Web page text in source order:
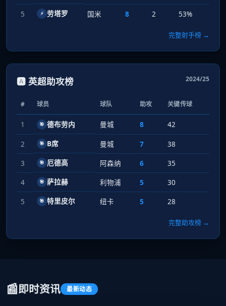
5
⚡ 劳塔罗 国米 8 2 53%
完整射手榜 →
🅰️ 英超助攻榜 2024/25
# 球员 球队 助攻 关键传球
1 🎯 德布劳内 曼城 8 42
2 🎯 B席 曼城 7
38
3
🎯 厄德高 阿森纳 6
35
4
🎯 萨拉赫 利物浦 5
30
5
🎯 特里皮尔 纽卡 5 28
完整助攻榜 →
📰即时资讯 最新动态